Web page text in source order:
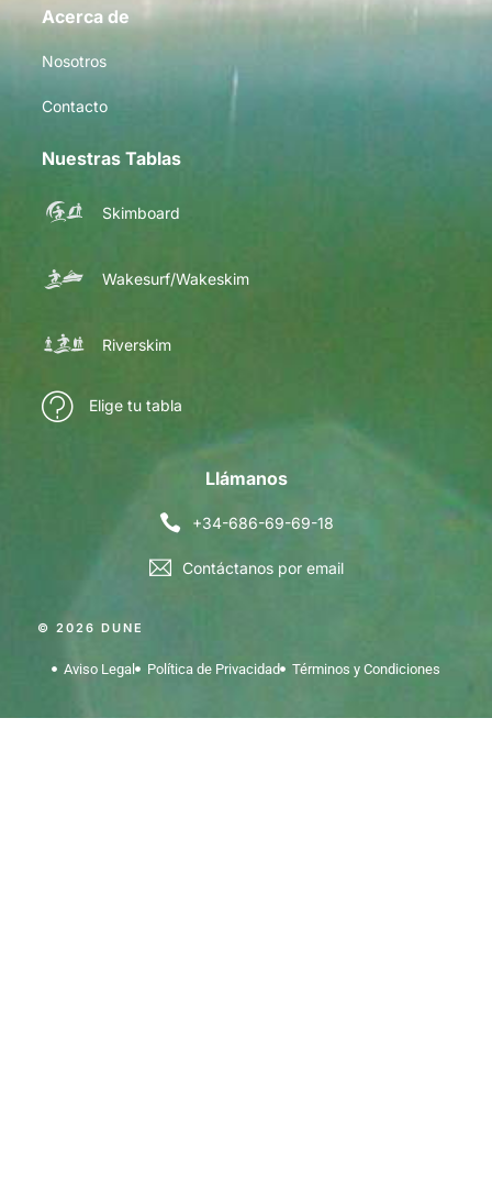
Acerca de
Nosotros
Contacto
Nuestras Tablas
Skimboard
Wakesurf/Wakeskim
Riverskim
Elige tu tabla
Llámanos
+34-686-69-69-18
Contáctanos por email
© 2026 DUNE
Aviso Legal Política de Privacidad Términos y Condiciones